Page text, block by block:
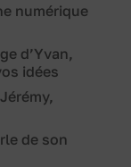
numérique
d’Yvan,
idées
de son